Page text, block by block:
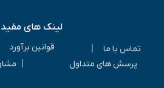
لینک های مفید
تماس با ما قوانین برآورد
پرسش های متداول